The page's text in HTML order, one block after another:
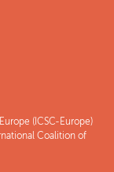
(ICSC-Europe)
Coalition of